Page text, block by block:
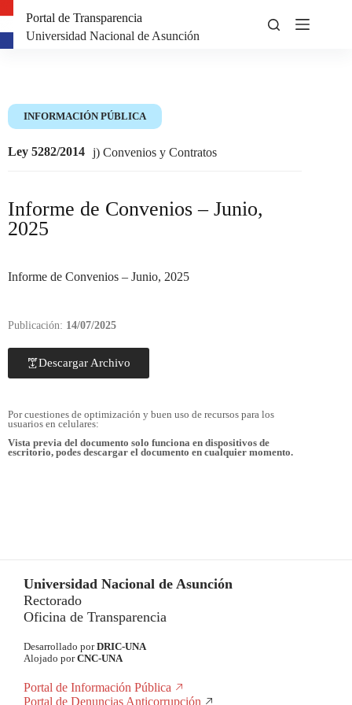
Portal de Transparencia
Universidad Nacional de Asunción
INFORMACIÓN PÚBLICA
Ley 5282/2014 j) Convenios y Contratos
Informe de Convenios – Junio,
2025
Informe de Convenios – Junio, 2025
Publicación: 14/07/2025
Descargar Archivo
Por cuestiones de optimización y buen uso de recursos para los
usuarios en celulares:
Vista previa del documento solo funciona en dispositivos de
escritorio, podes descargar el documento en cualquier momento.
Universidad Nacional de Asunción
Rectorado
Oficina de Transparencia
Desarrollado porDRIC-UNA
Alojado porCNC-UNA
Portal de Información Pública
Portal de Denuncias Anticorrupción